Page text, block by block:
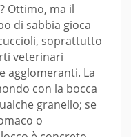
Ottimo, ma il
di sabbia gioca
soprattutto
veterinari
agglomeranti. La
con la bocca
granello; se
o